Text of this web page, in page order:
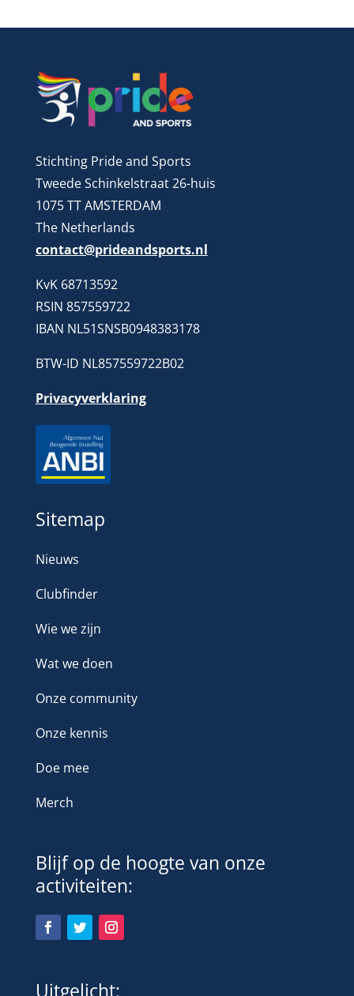
Stichting Pride and Sports
Tweede Schinkelstraat 26-huis
1075 TT AMSTERDAM
The Netherlands
contact@prideandsports.nl
KvK 68713592
RSIN 857559722
IBAN NL51SNSB0948383178
BTW-ID NL857559722B02
Privacyverklaring
Sitemap
Nieuws
Clubfinder
Wie we zijn
Wat we doen
Onze community
Onze kennis
Doe mee
Merch
Blijf op de hoogte van onze
activiteiten:
Uitgelicht: